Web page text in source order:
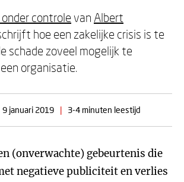
controle van Albert
hoe een zakelijke crisis is te
schade zoveel mogelijk te
organisatie.
9 januari 2019 | 3-4 minuten leestijd
(onverwachte) gebeurtenis die
negatieve publiciteit en verlies